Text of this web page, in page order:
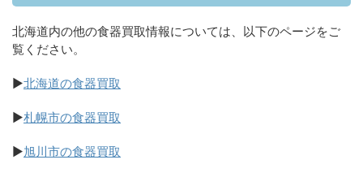
北海道内の他の食器買取情報については、以下のページをご
覧ください。
▶北海道の食器買取
▶札幌市の食器買取
▶旭川市の食器買取